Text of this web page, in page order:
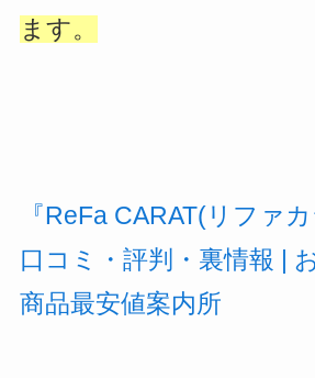
ます。
『ReFa CARAT(リファ
口コミ・評判・裏情報 |
商品最安値案内所